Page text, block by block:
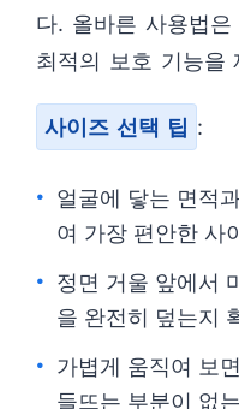
다. 올바른 사용법
최적의 보호 기능을
사이즈 선택 팁 :
얼굴에 닿는 면적
여 가장 편안한 사
정면 거울 앞에서
을 완전히 덮는지
가볍게 움직여 보
들뜨는 부분이 없